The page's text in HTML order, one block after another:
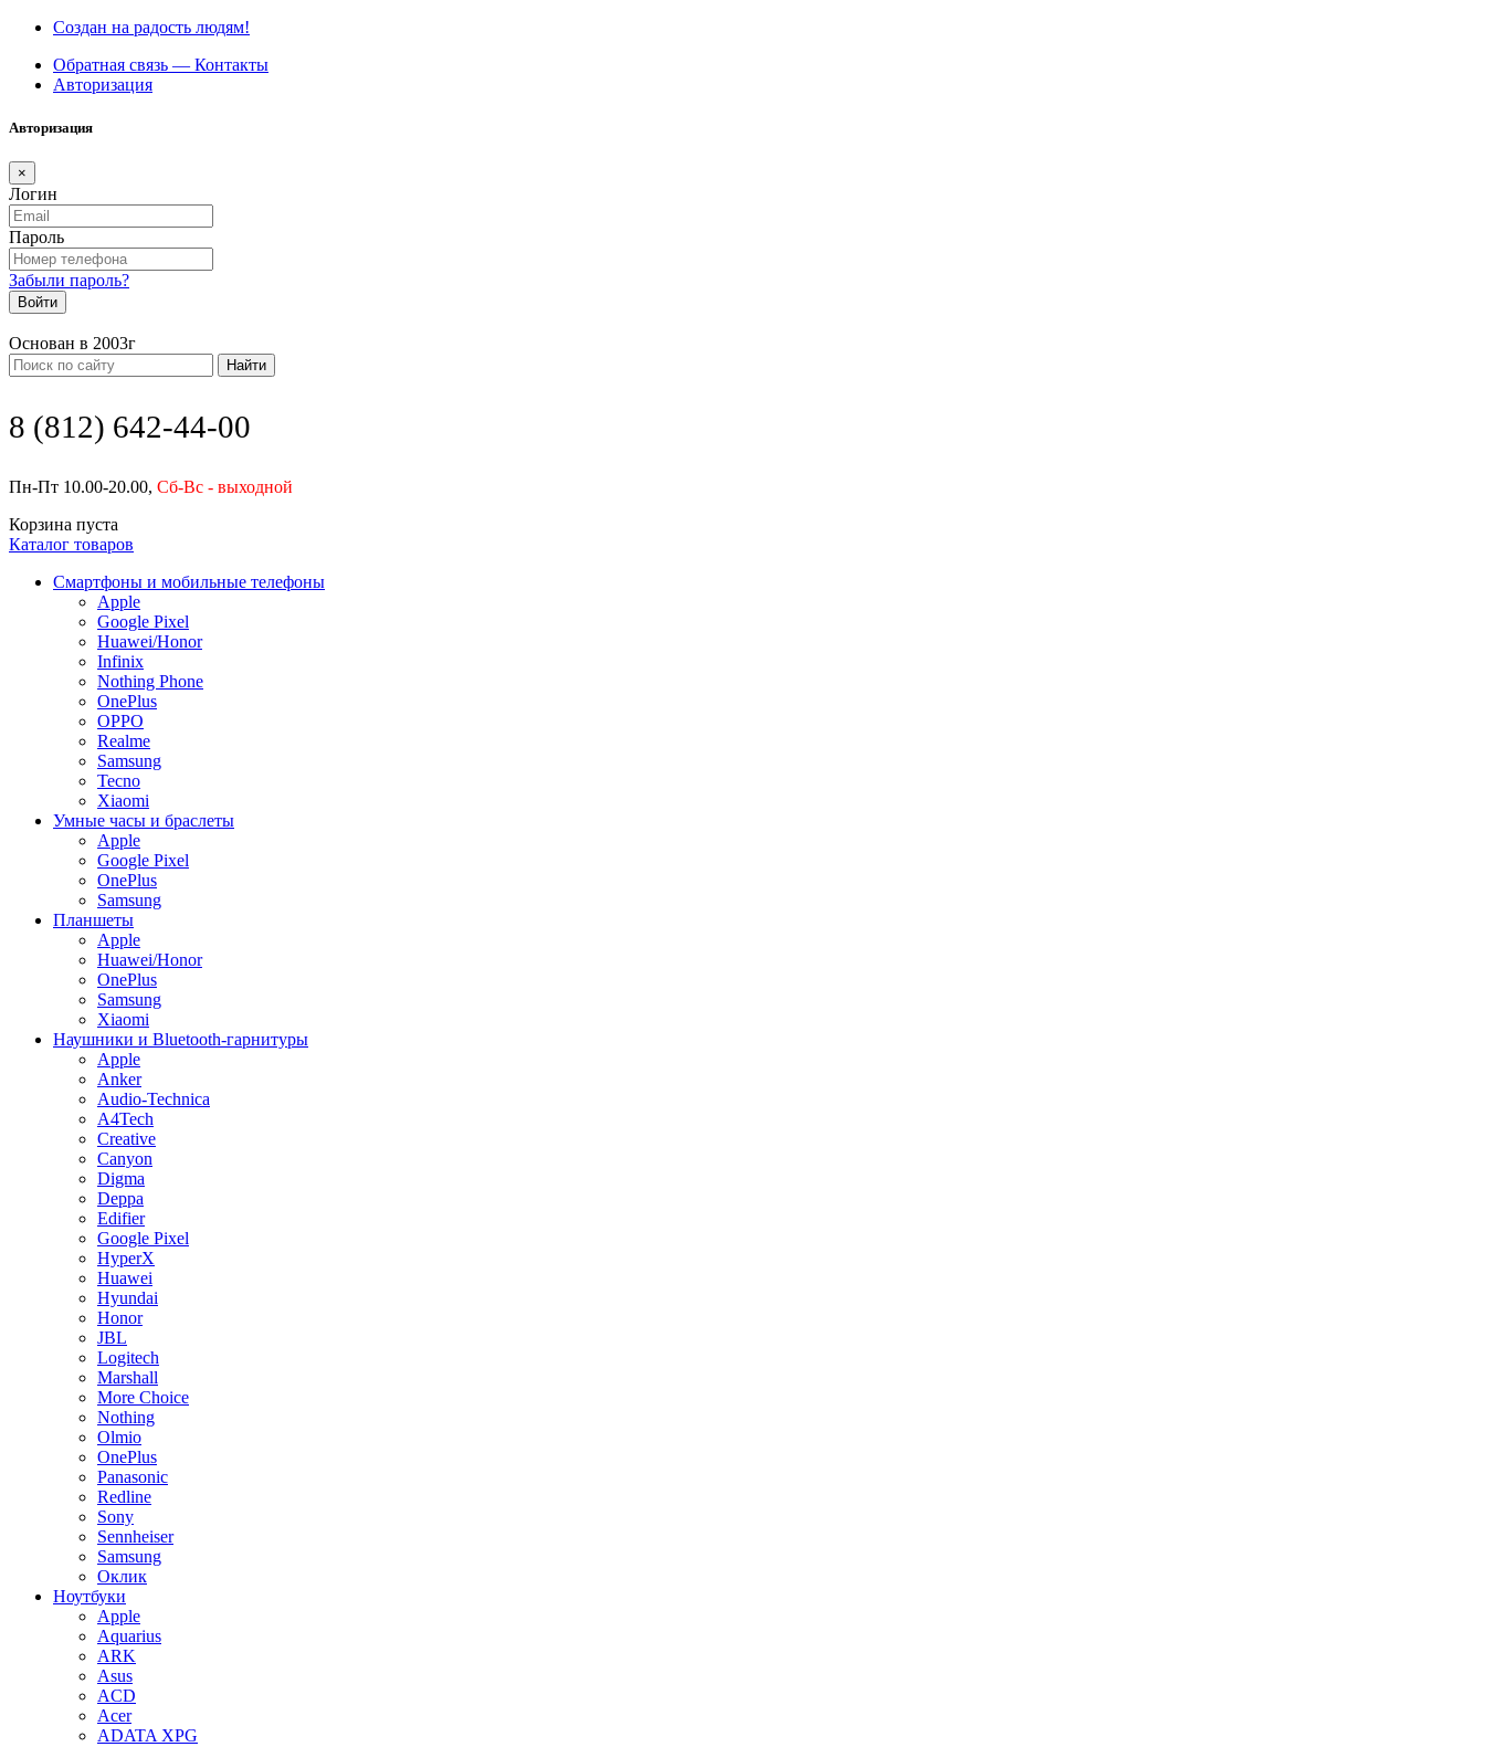
Создан на радость людям!
Обратная связь — Контакты
Авторизация
Авторизация
×
Логин
Пароль
Забыли пароль?
Войти
Основан в 2003г
Найти
8 (812) 642-44-00
Пн-Пт 10.00-20.00, Сб-Вс - выходной
Корзина пуста
Каталог товаров
Смартфоны и мобильные телефоны
Apple
Google Pixel
Huawei/Honor
Infinix
Nothing Phone
OnePlus
OPPO
Realme
Samsung
Tecno
Xiaomi
Умные часы и браслеты
Apple
Google Pixel
OnePlus
Samsung
Планшеты
Apple
Huawei/Honor
OnePlus
Samsung
Xiaomi
Наушники и Bluetooth-гарнитуры
Apple
Anker
Audio-Technica
A4Tech
Creative
Canyon
Digma
Deppa
Edifier
Google Pixel
HyperX
Huawei
Hyundai
Honor
JBL
Logitech
Marshall
More Choice
Nothing
Olmio
OnePlus
Panasonic
Redline
Sony
Sennheiser
Samsung
Оклик
Ноутбуки
Apple
Aquarius
ARK
Asus
ACD
Acer
ADATA XPG